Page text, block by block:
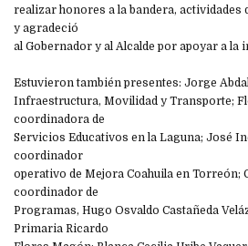
realizar honores a la bandera, actividades
y agradeció
al Gobernador y al Alcalde por apoyar a la
Estuvieron también presentes: Jorge
Infraestructura, Movilidad y Transporte;
coordinadora de
Servicios Educativos en la Laguna; José
coordinador
operativo de Mejora Coahuila en Torreón;
coordinador de
Programas, Hugo Osvaldo Castañeda
Primaria Ricardo